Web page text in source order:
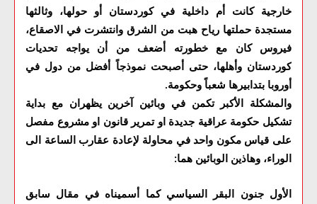
خارجية كانت أم داخلية في كوردستان أو حولها، وثالثها
مستجدة حملتها رياح هبت من الشرق وانتشرت في الاصقاع،
فيروس كان مع خطورته أضعف من أن يواجه تحديات
كوردستان وأهلها، حتى أصبحت نموذجاً أفضل من دول في
أوروبا بتدابيرها شعباً وحكومة.
والمشكلة الأكبر تكمن في وبائين آخرين يظهران مع بداية
تشكيل حكومة عراقية جديدة او تمرير قانون او مشروع مفصل
على قياس مكون واحد في محاولة لإعادة عقارب الساعة الى
الوراء، وهاذين الوبائين هما:
الأول جنون البقر السياسي كما أسميناه في مقال سابق